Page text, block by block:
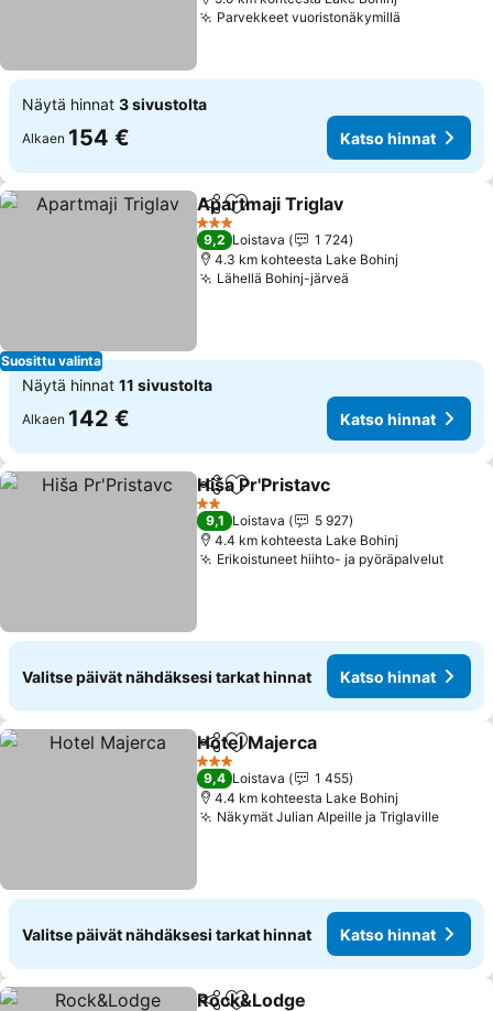
Parvekkeet vuoristonäkymillä
Näytä hinnat 3 sivustolta
Alkaen 154 € Katso hinnat
Suosittu valinta
Jaa Lisää suosikkeihin
Apartmaji Triglav
3 Tähtiluokitus
9,2 Loistava
1 724
4.3 km kohteesta Lake Bohinj
Lähellä Bohinj-järveä
Näytä hinnat 11 sivustolta
Alkaen 142 € Katso hinnat
Jaa Lisää suosikkeihin
Hiša Pr'Pristavc
2 Tähtiluokitus
9,1 Loistava
5 927
4.4 km kohteesta Lake Bohinj
Erikoistuneet hiihto- ja pyöräpalvelut
Valitse päivät nähdäksesi tarkat hinnat Katso hinnat
Jaa Lisää suosikkeihin
Hotel Majerca
3 Tähtiluokitus
9,4 Loistava
1 455
4.4 km kohteesta Lake Bohinj
Näkymät Julian Alpeille ja TriglavilleKatso
Valitse päivät nähdäksesi tarkat hinnat Katso hinnat
Rock&Lodge